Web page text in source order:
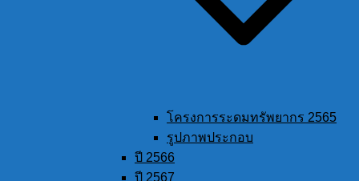
โครงการระดมทรัพยากร 2565
รูปภาพประกอบ
ปี 2566
ปี 2567